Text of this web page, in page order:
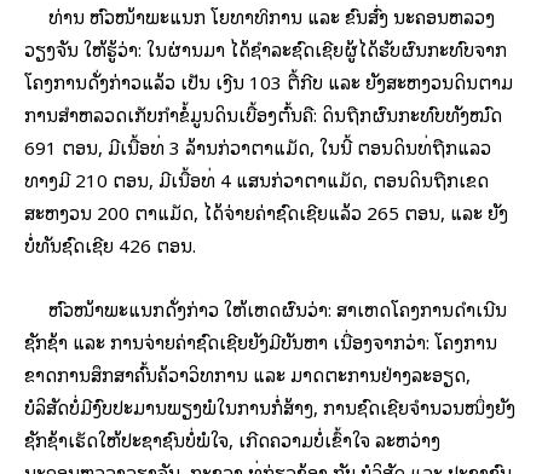
ທ່ານ ຫົວໜ້າພະ​ແນ​ກ ​ໂຍທາ​ທິການ ​ແລະ ຂົນ​ສົ່ງ ນະຄອນ​ຫລວງ​
ວຽງຈັນ ​ໃຫ້​ຮູ້​ວ່າ: ​ໃນ​ຜ່ານ​ມາ ​ໄດ້​ຊຳລະ​ຊົດ​​ເຊີຍຜູ້​ໄດ້​ຮັບ​ຜົນ​ກະທົບ​ຈາກ​
ໂຄງການ​ດັ່ງກ່າວ​ແລ້ວ ​ເປັນ ​ເງີ​ນ 103 ຕື້ກີບ ​ແລະ ຍັງ​ສະຫງວນ​ດິນ​ຕາມ​
ການ​ສຳ​ຫລວດ​ເກັບ​ກຳ​ຂໍ້ມູນ​ດິນ​ເບື້ອງຕົ້ນ​ຄື: ດິນ​ຖືກ​ຜົນ​ກະທົບ​ທັງໝົດ
691 ຕອນ, ມີ​ເນື້ອທີ່ 3 ລ້ານ​ກ່ວາຕາ​ແມັດ, ​ໃນ​ນີ້ ຕອນ​ດິນ​ທີ່​ຖືກ​ແລວ​
ທາງມີ 210 ຕອນ, ມີ​ເນື້ອທີ່ 4 ​ແສນ​ກ່ວາຕາ​ແມັດ, ຕອນ​ດິນ​ຖືກ​ເຂດ​
ສະຫງວນ 200 ຕາ​ແມັດ, ​ໄດ້​ຈ່າຍ​ຄ່າ​ຊົດ​ເຊີຍ​ແລ້​ວ 265 ຕອນ, ​ແລະ ຍັງ​
ບໍ່ທັນ​ຊົດ​ເຊີຍ 426 ຕອນ.
ຫົວໜ້າພະ​ແນ​ກດັ່ງກ່າວ ​ໃຫ້​ເຫດຜົນ​ວ່າ: ສາ​ເຫດ​ໂຄງການ​ດຳ​ເນີນ​
ຊັກ​ຊ້າ ​ແລະ ການ​ຈ່າຍ​ຄ່າ​ຊົດ​ເຊີຍ​ຍັງ​ມີ​ບັນຫາ ​ເນື່ອງ​ຈາກ​ວ່າ: ​ໂຄງການ​
ຂາດ​ການ​ສຶກສາ​ຄົ້ນ​ຄ້ວາ​ວິທີ​ການ ​ແລະ ມາດ​ຕະການ​ຢ່າງ​ລະອຽດ,
ບໍລິສັດ​ບໍ່ມີ​ງົບປະມານ​ພຽງພໍ​ໃນ​ການກໍ່ສ້າງ, ການ​ຊົດ​ເຊີຍ​ຈຳນວນໜຶ່ງຍັງ​
ຊັກ​ຊ້າ​ເຮັດ​ໃຫ້​ປະຊາຊົນ​ບໍ່ພໍ​ໃຈ, ​ເກີດ​ຄວາມ​ບໍ່​ເຂົ້າ​ໃຈ ລະຫວ່າງ